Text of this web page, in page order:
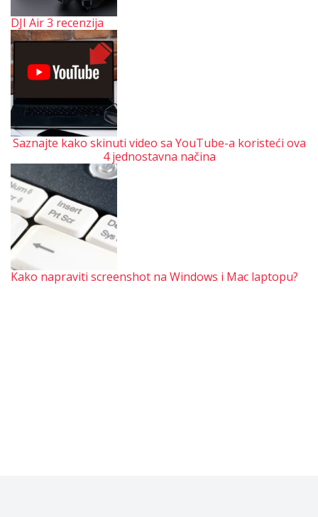
DJI Air 3 recenzija
Saznajte kako skinuti video sa YouTube-a koristeći ova
4 jednostavna načina
Kako napraviti screenshot na Windows i Mac laptopu?